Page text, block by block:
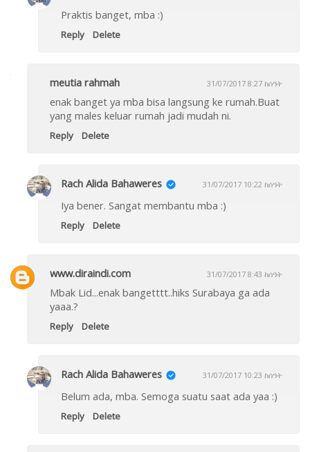
Praktis banget, mba :)
Reply Delete
meutia rahmah 31/07/2017 8:27 ከሰዓት
enak banget ya mba bisa langsung ke rumah.Buat
yang males keluar rumah jadi mudah ni.
Reply Delete
Rach Alida Bahaweres 31/07/2017 10:22 ከሰዓት
Iya bener. Sangat membantu mba :)
Reply Delete
www.diraindi.com 31/07/2017 8:43 ከሰዓት
Mbak Lid...enak bangetttt..hiks Surabaya ga ada
yaaa.?
Reply Delete
Rach Alida Bahaweres 31/07/2017 10:23 ከሰዓት
Belum ada, mba. Semoga suatu saat ada yaa :)
Reply Delete